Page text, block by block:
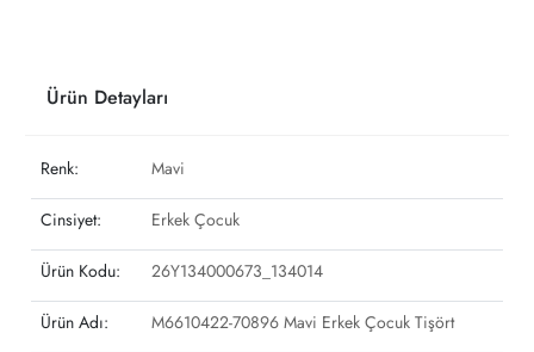
Ürün Detayları
Renk: Mavi
Cinsiyet: Erkek Çocuk
Ürün Kodu: 26Y134000673_134014
Ürün Adı: M6610422-70896 Mavi Erkek Çocuk Tişört